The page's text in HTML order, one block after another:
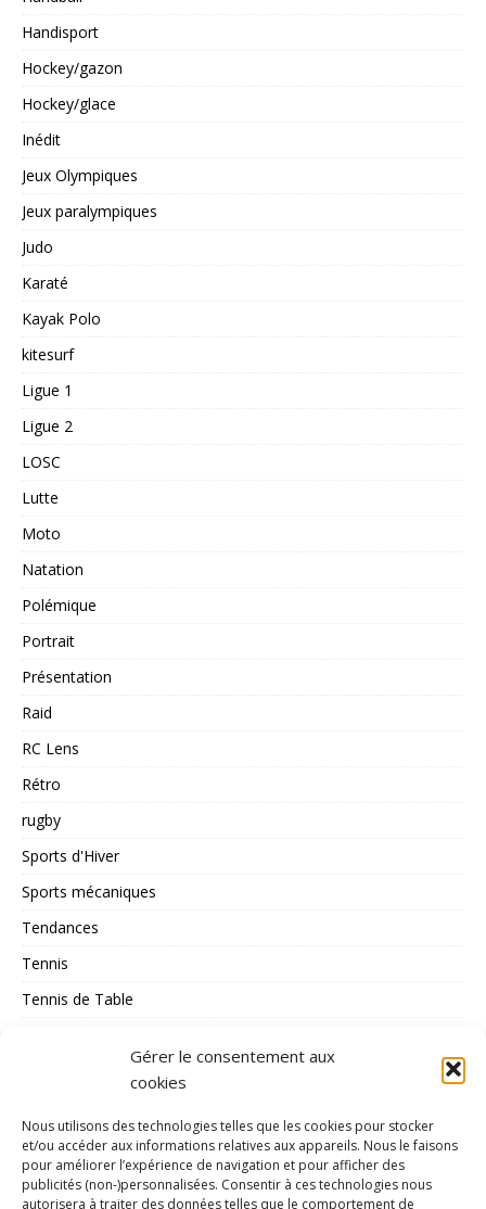
Gérer le consentement aux
cookies
Nous utilisons des technologies telles que les cookies pour stocker
et/ou accéder aux informations relatives aux appareils. Nous le faisons
pour améliorer l’expérience de navigation et pour afficher des
publicités (non-)personnalisées. Consentir à ces technologies nous
autorisera à traiter des données telles que le comportement de
Handisport
Hockey/gazon
Hockey/glace
Inédit
Jeux Olympiques
Jeux paralympiques
Judo
Karaté
Kayak Polo
kitesurf
Ligue 1
Ligue 2
LOSC
Lutte
Moto
Natation
Polémique
Portrait
Présentation
Raid
RC Lens
Rétro
rugby
Sports d'Hiver
Sports mécaniques
Tendances
Tennis
Tennis de Table
volley_ball
water-polo